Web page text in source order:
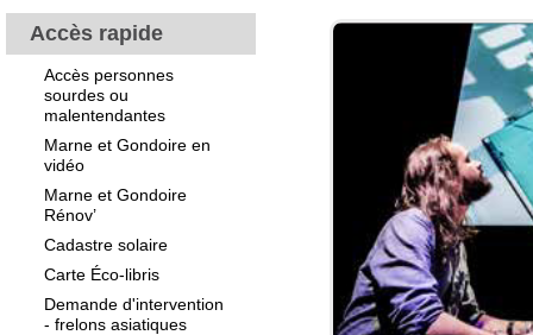
Accès rapide
Accès personnes
sourdes ou
malentendantes
Marne et Gondoire en
vidéo
Marne et Gondoire
Rénov’
Cadastre solaire
Carte Éco-libris
Demande d'intervention
- frelons asiatiques